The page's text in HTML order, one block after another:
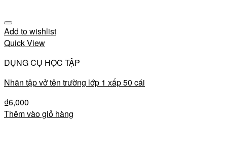
Add to wishlist
Quick View
DỤNG CỤ HỌC TẬP
Nhãn tập vở tên trường lớp 1 xấp 50 cái
₫6,000
Thêm vào giỏ hàng